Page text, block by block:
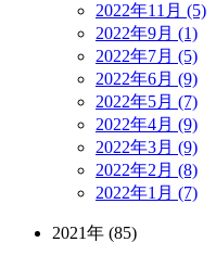
2022年11月 (5)
2022年9月 (1)
2022年7月 (5)
2022年6月 (9)
2022年5月 (7)
2022年4月 (9)
2022年3月 (9)
2022年2月 (8)
2022年1月 (7)
2021年 (85)